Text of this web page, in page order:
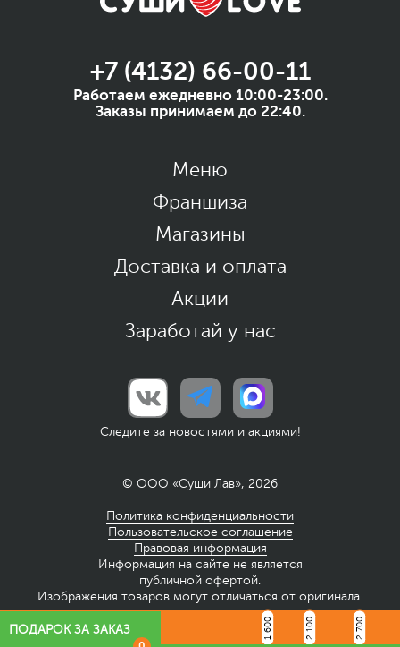
+7 (4132) 66-00-11
Работаем ежедневно 10:00-23:00.
Заказы принимаем до 22:40.
Меню
Франшиза
Магазины
Доставка и оплата
Акции
Заработай у нас
Следите за новостями и акциями!
© ООО «Суши Лав», 2026
Политика конфиденциальности
Пользовательское соглашение
Правовая информация
Информация на сайте не является
публичной офертой.
Изображения товаров могут отличаться от оригинала.
ПОДАРОК ЗА ЗАКАЗ 1 600 2 100 2 700